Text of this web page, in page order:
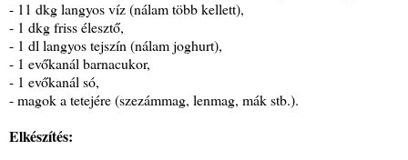
- 11 dkg langyos víz (nálam több kellett),
- 1 dkg friss élesztő,
- 1 dl langyos tejszín (nálam joghurt),
- 1 evőkanál barnacukor,
- 1 evőkanál só,
- magok a tetejére (szezámmag, lenmag, mák stb.).
Elkészítés: